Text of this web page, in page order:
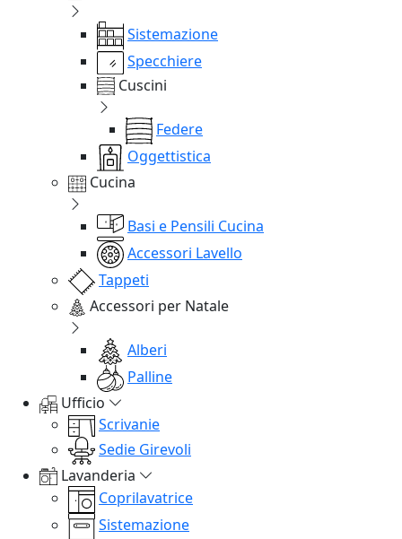
Sistemazione
Specchiere
Cuscini
Federe
Oggettistica
Cucina
Basi e Pensili Cucina
Accessori Lavello
Tappeti
Accessori per Natale
Alberi
Palline
Ufficio
Scrivanie
Sedie Girevoli
Lavanderia
Coprilavatrice
Sistemazione